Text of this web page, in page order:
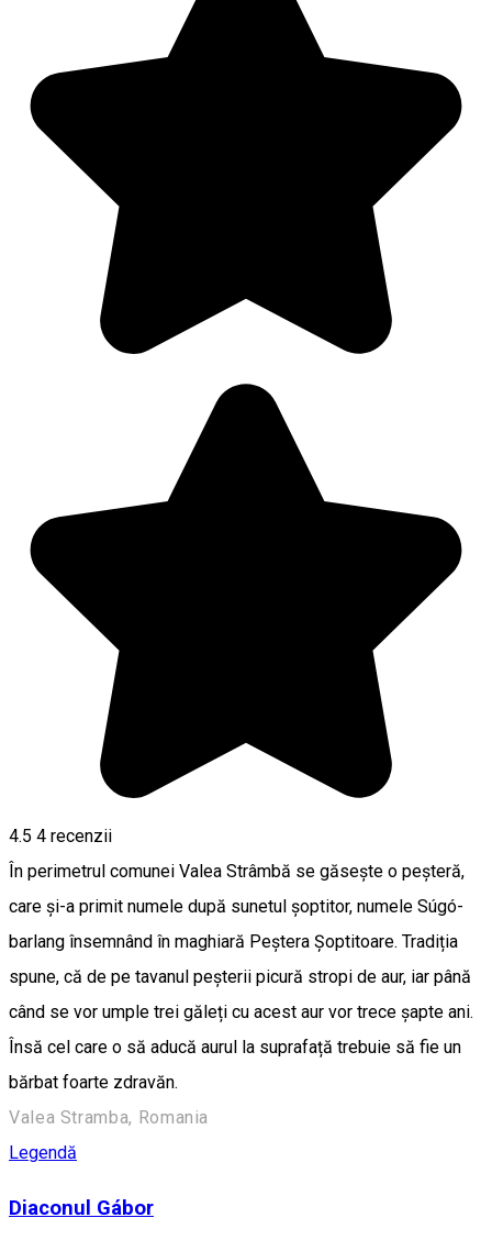
4.5 4 recenzii
În perimetrul comunei Valea Strâmbă se găsește o peșteră,
care și-a primit numele după sunetul șoptitor, numele Súgó-
barlang însemnând în maghiară Peștera Șoptitoare. Tradiția
spune, că de pe tavanul peșterii picură stropi de aur, iar până
când se vor umple trei găleți cu acest aur vor trece șapte ani.
Însă cel care o să aducă aurul la suprafață trebuie să fie un
bărbat foarte zdravăn.
Valea Stramba, Romania
Legendă
Diaconul Gábor